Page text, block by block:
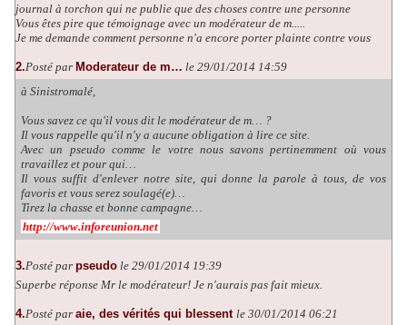
journal à torchon qui ne publie que des choses contre une personne
Vous êtes pire que témoignage avec un modérateur de m.....
Je me demande comment personne n'a encore porter plainte contre vous
2.Posté par Moderateur de m… le 29/01/2014 14:59
à Sinistromalé,
Vous savez ce qu'il vous dit le modérateur de m… ?
Il vous rappelle qu'il n'y a aucune obligation à lire ce site.
Avec un pseudo comme le votre nous savons pertinemment où vous
travaillez et pour qui…
Il vous suffit d'enlever notre site, qui donne la parole à tous, de vos
favoris et vous serez soulagé(e)…
Tirez la chasse et bonne campagne…
http://www.inforeunion.net
3.Posté par pseudo le 29/01/2014 19:39
Superbe réponse Mr le modérateur! Je n'aurais pas fait mieux.
4.Posté par aie, des vérités qui blessent le 30/01/2014 06:21